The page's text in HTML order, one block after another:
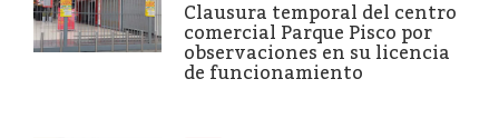
Clausura temporal del centro
comercial Parque Pisco por
observaciones en su licencia
de funcionamiento